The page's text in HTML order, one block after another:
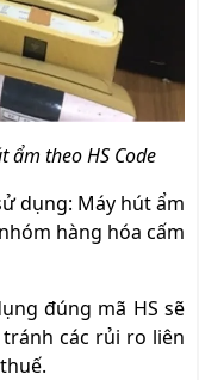
theo HS Code
dụng: Máy hút ẩm
hàng hóa cấm
đúng mã HS sẽ
các rủi ro liên